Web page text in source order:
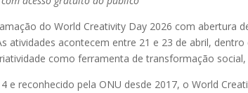
do World Creativity Day 2026 com abertura
atividades acontecem entre 21 e 23 de abril,
como ferramenta de transformação
e reconhecido pela ONU desde 2017, o World